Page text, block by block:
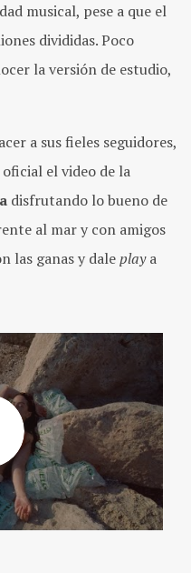
musical, pese a que el
divididas. Poco
la versión de estudio,
a sus fieles seguidores,
el video de la
disfrutando lo bueno de
al mar y con amigos
las ganas y daleplaya